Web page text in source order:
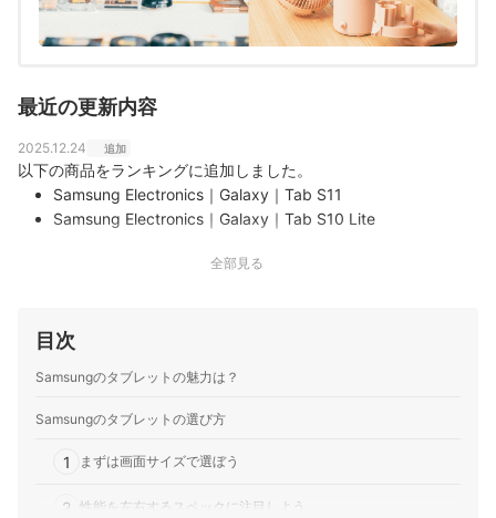
最近の更新内容
2025.12.24 追加
以下の商品をランキングに追加しました。
Samsung Electronics｜Galaxy｜Tab S11
Samsung Electronics｜Galaxy｜Tab S10 Lite
全部見る
目次
Samsungのタブレットの魅力は？
Samsungのタブレットの選び方
1 まずは画面サイズで選ぼう
2 性能を左右するスペックに注目しよう